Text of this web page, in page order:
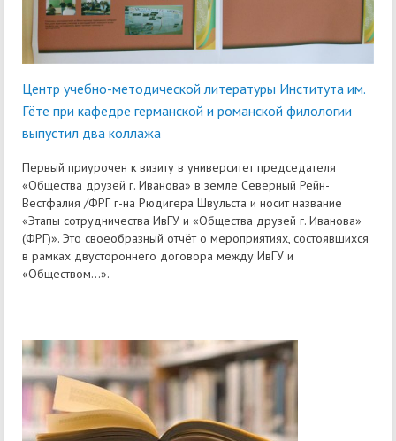
Центр учебно-методической литературы Института им.
Гёте при кафедре германской и романской филологии
выпустил два коллажа
Первый приурочен к визиту в университет председателя
«Общества друзей г. Иванова» в земле Северный Рейн-
Вестфалия /ФРГ г-на Рюдигера Швульста и носит название
«Этапы сотрудничества ИвГУ и «Общества друзей г. Иванова»
(ФРГ)». Это своеобразный отчёт о мероприятиях, состоявшихся
в рамках двустороннего договора между ИвГУ и
«Обществом...».